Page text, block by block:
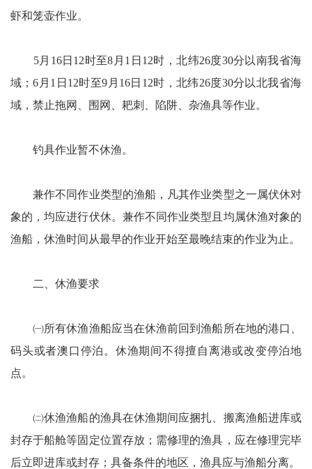
虾和笼壶作业。
5月16日12时至8月1日12时，北纬26度30分以南我省海
域；6月1日12时至9月16日12时，北纬26度30分以北我省海
域，禁止拖网、围网、耙刺、陷阱、杂渔具等作业。
钓具作业暂不休渔。
兼作不同作业类型的渔船，凡其作业类型之一属伏休对
象的，均应进行伏休。兼作不同作业类型且均属休渔对象的
渔船，休渔时间从最早的作业开始至最晚结束的作业为止。
二、休渔要求
㈠所有休渔渔船应当在休渔前回到渔船所在地的港口、
码头或者澳口停泊。休渔期间不得擅自离港或改变停泊地
点。
㈡休渔渔船的渔具在休渔期间应捆扎、搬离渔船进库或
封存于船舱等固定位置存放；需修理的渔具，应在修理完毕
后立即进库或封存；具备条件的地区，渔具应与渔船分离。